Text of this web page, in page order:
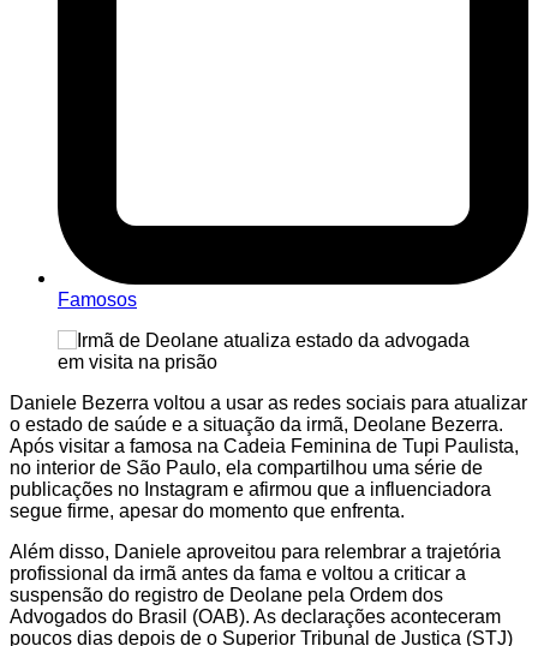
Famosos
Daniele Bezerra voltou a usar as redes sociais para atualizar
o estado de saúde e a situação da irmã, Deolane Bezerra.
Após visitar a famosa na Cadeia Feminina de Tupi Paulista,
no interior de São Paulo, ela compartilhou uma série de
publicações no Instagram e afirmou que a influenciadora
segue firme, apesar do momento que enfrenta.
Além disso, Daniele aproveitou para relembrar a trajetória
profissional da irmã antes da fama e voltou a criticar a
suspensão do registro de Deolane pela Ordem dos
Advogados do Brasil (OAB). As declarações aconteceram
poucos dias depois de o Superior Tribunal de Justiça (STJ)